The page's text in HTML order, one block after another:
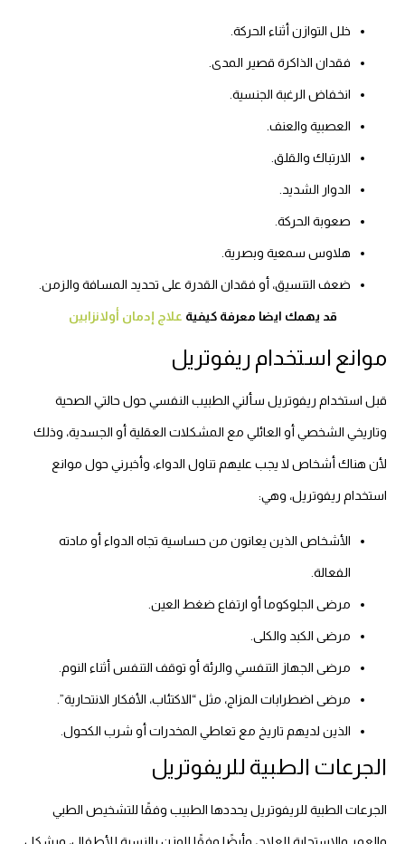
خلل التوازن أثناء الحركة.
فقدان الذاكرة قصير المدى.
انخفاض الرغبة الجنسية.
العصبية والعنف.
الارتباك والقلق.
الدوار الشديد.
صعوبة الحركة.
هلاوس سمعية وبصرية.
ضعف التنسيق، أو فقدان القدرة على تحديد المسافة والزمن.
قد يهمك ايضا معرفة كيفية علاج إدمان أولانزابين
موانع استخدام ريفوتريل
قبل استخدام ريفوتريل سألني الطبيب النفسي حول حالتي الصحية
وتاريخي الشخصي أو العائلي مع المشكلات العقلية أو الجسدية، وذلك
لأن هناك أشخاص لا يجب عليهم تناول الدواء، وأخبرني حول موانع
استخدام ريفوتريل، وهي:
الأشخاص الذين يعانون من حساسية تجاه الدواء أو مادته
الفعالة.
مرضى الجلوكوما أو ارتفاع ضغط العين.
مرضى الكبد والكلى.
مرضى الجهاز التنفسي والرئة أو توقف التنفس أثناء النوم.
مرضى اضطرابات المزاج، مثل “الاكتئاب، الأفكار الانتحارية”.
الذين لديهم تاريخ مع تعاطي المخدرات أو شرب الكحول.
الجرعات الطبية للريفوتريل
الجرعات الطبية للريفوتريل يحددها الطبيب وفقًا للتشخيص الطبي
والعمر والاستجابة للعلاج، وأيضًا وفقًا للوزن بالنسبة للأطفال، وبشكل